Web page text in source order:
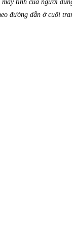
tính của người
đường dẫn ở cuối